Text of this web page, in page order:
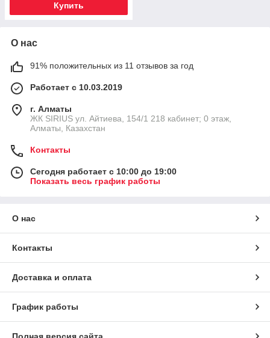
Купить
О нас
91% положительных из 11 отзывов за год
Работает с 10.03.2019
г. Алматы
​ЖК SIRIUS​ ул. Айтиева, 154/1​ 218 кабинет; 0 этаж,
Алматы, Казахстан
Контакты
Сегодня работает с 10:00 до 19:00
Показать весь график работы
О нас
Контакты
Доставка и оплата
График работы